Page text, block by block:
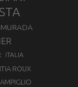
ITALIA
ROUX